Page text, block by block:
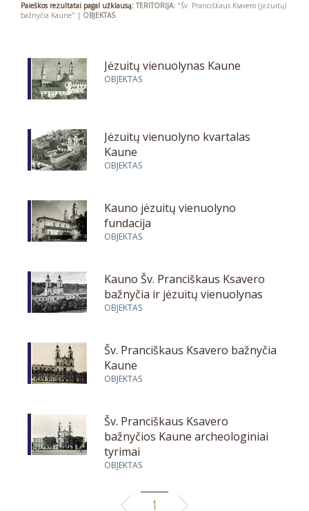
Paieškos rezultatai pagal užklausą: TERITORIJA: "Šv. Pranciškaus Ksavero (jėzuitų)
bažnyčia Kaune" | OBJEKTAS
Jėzuitų vienuolynas Kaune
OBJEKTAS
Jėzuitų vienuolyno kvartalas
Kaune
OBJEKTAS
Kauno jėzuitų vienuolyno
fundacija
OBJEKTAS
Kauno Šv. Pranciškaus Ksavero
bažnyčia ir jėzuitų vienuolynas
OBJEKTAS
Šv. Pranciškaus Ksavero bažnyčia
Kaune
OBJEKTAS
Šv. Pranciškaus Ksavero
bažnyčios Kaune archeologiniai
tyrimai
OBJEKTAS
1